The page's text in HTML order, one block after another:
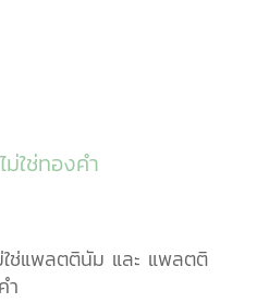
ใช่ทองคำ
ช่แพลตตินัม และ แพลตติ
ำ